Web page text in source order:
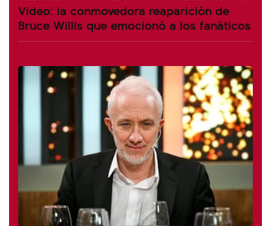
Video: la conmovedora reaparición de
Bruce Willis que emocionó a los fanáticos